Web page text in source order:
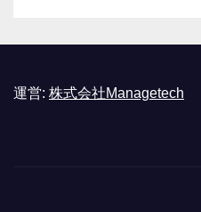
運営: 株式会社Managetech